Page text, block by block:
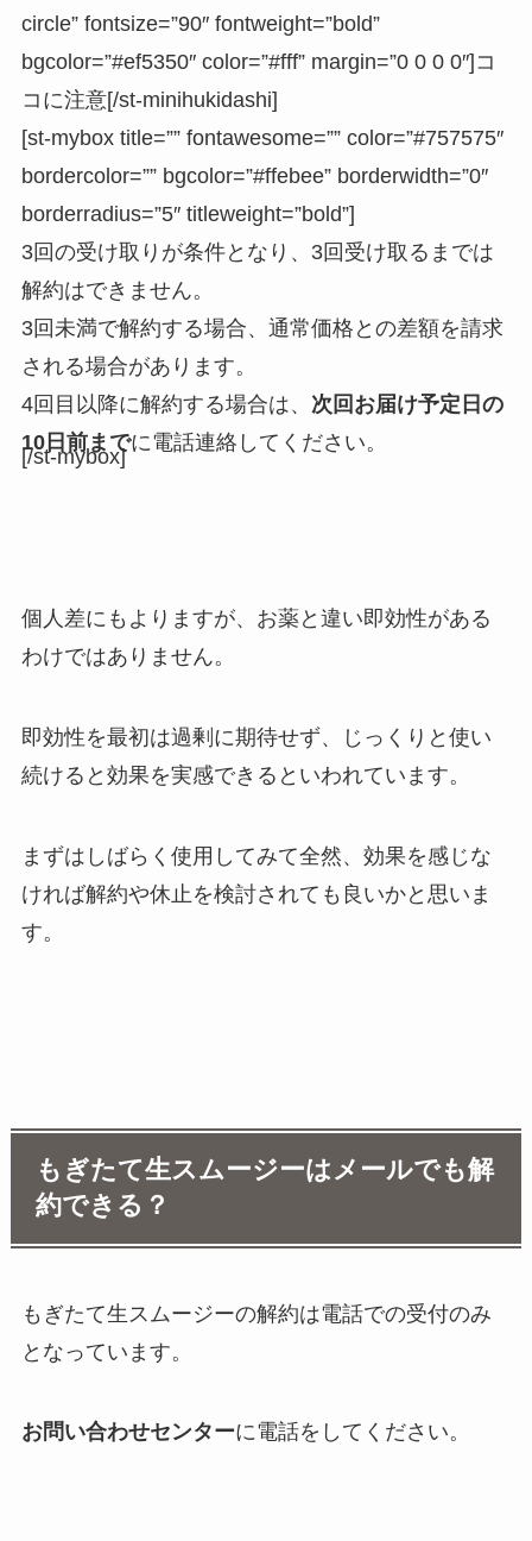
circle” fontsize=”90″ fontweight=”bold”
bgcolor=”#ef5350″ color=”#fff” margin=”0 0 0 0″]コ
コに注意[/st-minihukidashi]
[st-mybox title=”” fontawesome=”” color=”#757575″
bordercolor=”” bgcolor=”#ffebee” borderwidth=”0″
borderradius=”5″ titleweight=”bold”]
3回の受け取りが条件となり、3回受け取るまでは
解約はできません。
3回未満で解約する場合、通常価格との差額を請求
される場合があります。
4回目以降に解約する場合は、 次回お届け予定日の
10日前までに電話連絡してください。
[/st-mybox]
個人差にもよりますが、お薬と違い即効性がある
わけではありません。
即効性を最初は過剰に期待せず、じっくりと使い
続けると効果を実感できるといわれています。
まずはしばらく使用してみて全然、効果を感じな
ければ解約や休止を検討されても良いかと思いま
す。
もぎたて生スムージーはメールでも解
約できる？
もぎたて生スムージーの解約は電話での受付のみ
となっています。
お問い合わせセンターに電話をしてください。